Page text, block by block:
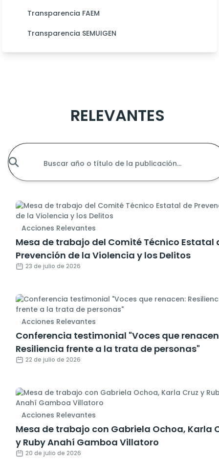
Transparencia FAEM
Transparencia SEMUIGEN
RELEVANTES
Acciones Relevantes
Mesa de trabajo del Comité Técnico Estatal
Prevención de la Violencia y los Delitos
23 de julio de 2026
Acciones Relevantes
Conferencia testimonial "Voces que
Resiliencia frente a la trata de personas"
22 de julio de 2026
Acciones Relevantes
Mesa de trabajo con Gabriela Ochoa, Karla
y Ruby Anahí Gamboa Villatoro
20 de julio de 2026